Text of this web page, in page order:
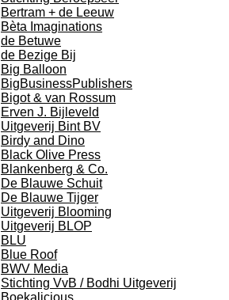
Bertram + de Leeuw
Bèta Imaginations
de Betuwe
de Bezige Bij
Big Balloon
BigBusinessPublishers
Bigot & van Rossum
Erven J. Bijleveld
Uitgeverij Bint BV
Birdy and Dino
Black Olive Press
Blankenberg & Co.
De Blauwe Schuit
De Blauwe Tijger
Uitgeverij Blooming
Uitgeverij BLOP
BLU
Blue Roof
BWV Media
Stichting VvB / Bodhi Uitgeverij
Boekalicious